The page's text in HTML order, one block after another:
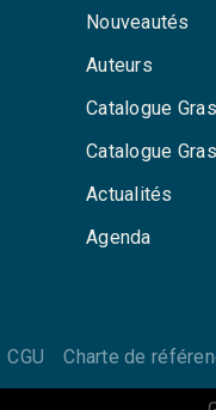
Nouveautés
Auteurs
Catalogue
Catalogue
Actualités
Agenda
CGU Charte de